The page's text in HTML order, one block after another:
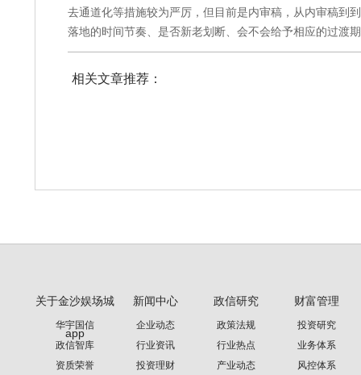
去通道化等措施较为严厉，但目前是内审稿，从内审稿到
落地的时间节奏、是否新老划断、会不会给予相应的过渡
相关文章推荐：
关于金沙娱场城
app
华宇国信
政信智库
资质荣誉
新闻中心
企业动态
行业资讯
投资理财
政信研究
政策法规
行业热点
产业动态
财富管理
投资研究
业务体系
风控体系